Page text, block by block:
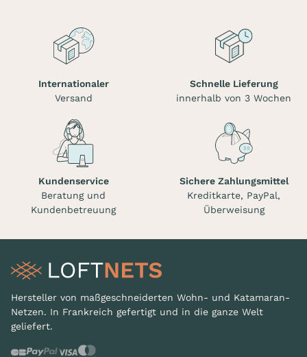
Internationaler
Versand
Schnelle Lieferung
innerhalb von 3 Wochen
Kundenservice
Beratung und
Kundenbetreuung
Sichere Zahlungsmittel
Kreditkarte, PayPal,
Überweisung
Hersteller von maßgeschneiderten Wohn- und Katamaran-
Netzen. In Frankreich gefertigt und in die ganze Welt
geliefert.